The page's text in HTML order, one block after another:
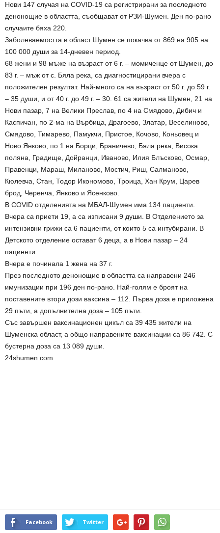
Нови 147 случая на COVID-19 са регистрирани за последното
денонощие в областта, съобщават от РЗИ-Шумен. Ден по-рано
случаите бяха 220.
Заболеваемостта в област Шумен се покачва от 869 на 905 на
100 000 души за 14-дневен период.
68 жени и 98 мъже на възраст от 6 г. – момиченце от Шумен, до
83 г. – мъж от с. Бяла река, са диагностицирани вчера с
положителен резултат. Най-много са на възраст от 50 г. до 59 г.
– 35 души, и от 40 г. до 49 г. – 30. 61 са жители на Шумен, 21 на
Нови пазар, 7 на Велики Преслав, по 4 на Смядово, Дибич и
Каспичан, по 2-ма на Върбица, Драгоево, Златар, Веселиново,
Смядово, Тимарево, Памукчи, Пристое, Кочово, Коньовец и
Ново Янково, по 1 на Борци, Браничево, Бяла река, Висока
поляна, Градище, Дойранци, Иваново, Илия Блъсково, Осмар,
Правенци, Мараш, Миланово, Мостич, Риш, Салманово,
Кюлевча, Стан, Тодор Икономово, Троица, Хан Крум, Царев
брод, Черенча, Янково и Ясенково.
В COVID отделенията на МБАЛ-Шумен има 134 пациенти.
Вчера са приети 19, а са изписани 9 души. В Отделението за
интензивни грижи са 6 пациенти, от които 5 са интубирани. В
Детското отделение остават 6 деца, а в Нови пазар – 24
пациенти.
Вчера е починала 1 жена на 37 г.
През последното денонощие в областта са направени 246
имунизации при 196 ден по-рано. Най-голям е броят на
поставените втори дози ваксина – 112. Първа доза е приложена
29 пъти, а допълнителна доза – 105 пъти.
Със завършен ваксинационен цикъл са 39 435 жители на
Шуменска област, а общо направените ваксинации са 86 742. С
бустерна доза са 13 089 души.
24shumen.com
Facebook Twitter